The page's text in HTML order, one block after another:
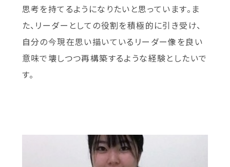
思考を持てるようになりたいと思っています。ま
た、リーダーとしての役割を積極的に引き受け、
自分の今現在思い描いているリーダー像を良い
意味で壊しつつ再構築するような経験としたいで
す。